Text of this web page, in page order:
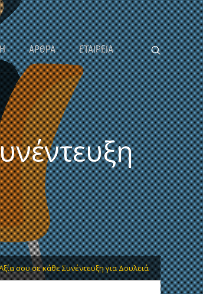
ΑΡΘΡΑ ΕΤΑΙΡΕΙΑ
σου σε κάθε Συνέντευξη για Δουλειά